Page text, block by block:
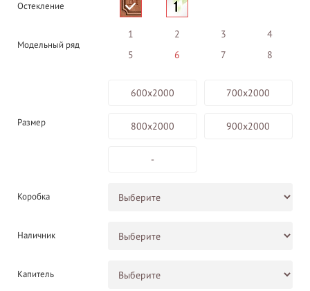
Остекление
Модельный ряд
1 2 3
4
5
6 7 8
Размер
600х2000 700х2000
800х2000 900х2000
-
Коробка
Наличник
Капитель